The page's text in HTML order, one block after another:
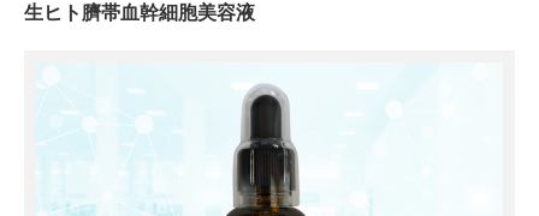
生ヒト臍帯血幹細胞美容液